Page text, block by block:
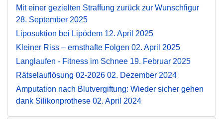
Mit einer gezielten Straffung zurück zur Wunschfigur
28. September 2025
Liposuktion bei Lipödem 12. April 2025
Kleiner Riss – ernsthafte Folgen 02. April 2025
Langlaufen - Fitness im Schnee 19. Februar 2025
Rätselauflösung 02-2026 02. Dezember 2024
Amputation nach Blutvergiftung: Wieder sicher gehen
dank Silikonprothese 02. April 2024